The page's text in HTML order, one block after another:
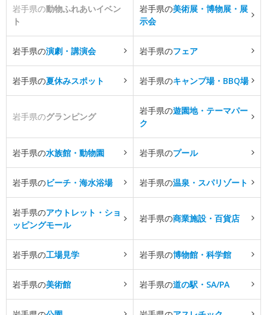
岩手県の動物ふれあいイベン
ト
岩手県の美術展・博物展・展
示会
岩手県の演劇・講演会 岩手県のフェア
岩手県の夏休みスポット 岩手県のキャンプ場・BBQ場
岩手県のグランピング
岩手県の遊園地・テーマパー
ク
岩手県の水族館・動物園 岩手県のプール
岩手県のビーチ・海水浴場 岩手県の温泉・スパリゾート
岩手県のアウトレット・ショ
ッピングモール
岩手県の商業施設・百貨店
岩手県の工場見学 岩手県の博物館・科学館
岩手県の美術館 岩手県の道の駅・SA/PA